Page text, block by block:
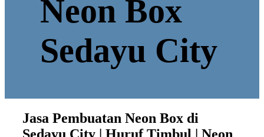
Neon Box
Sedayu City
Jasa Pembuatan Neon Box di